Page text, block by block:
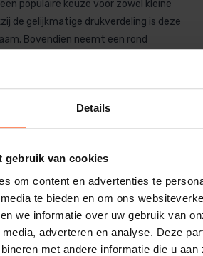
Details
gebruik van cookies
om content en advertenties te
te bieden en om ons
we informatie over uw gebruik van
adverteren en analyse. Deze
met andere informatie die u aan
populaire keuze voor zowel kleine
de gelijkmatige drukverdeling is deze
Bovendien neemt een rond
uitstraling. Bij Sauna’s & Zwembaden
aan ronde zwembaden, variërend
tot luxe inbouwmodellen.
in onze showroom? Of neem gerust
moet je kiezen?